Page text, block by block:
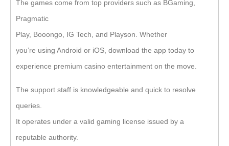
The games come from top providers such as BGaming,
Pragmatic
Play, Booongo, IG Tech, and Playson. Whether
you’re using Android or iOS, download the app today to
experience premium casino entertainment on the move.
The support staff is knowledgeable and quick to resolve
queries.
It operates under a valid gaming license issued by a
reputable authority.